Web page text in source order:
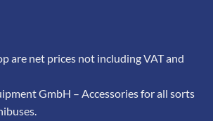
are net prices not including VAT and
GmbH – Accessories for all sorts